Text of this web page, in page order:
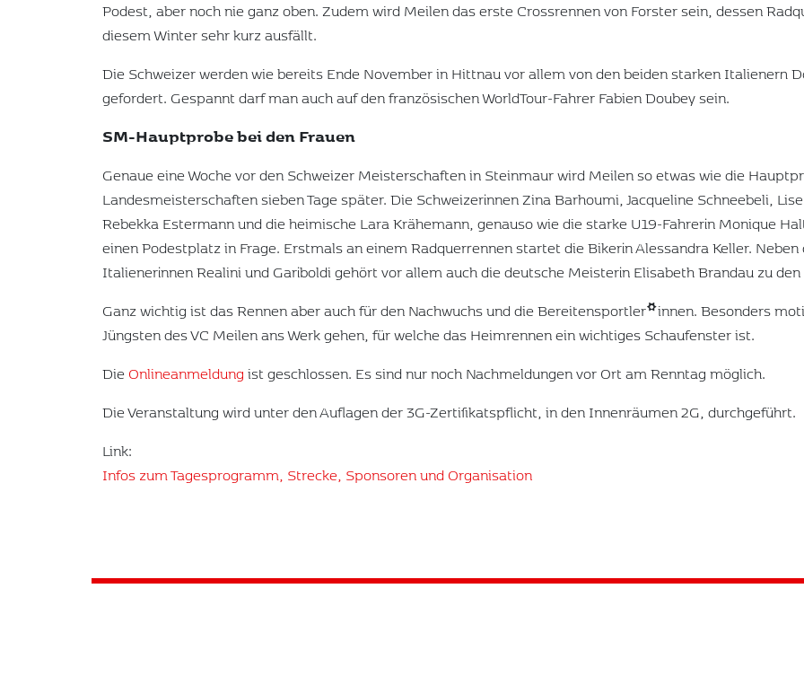
Podest, aber noch nie ganz oben. Zudem wird Meilen das erste Crossrennen von Forster sein, dessen
diesem Winter sehr kurz ausfällt.
Die Schweizer werden wie bereits Ende November in Hittnau vor allem von den beiden starken Italienern
gefordert. Gespannt darf man auch auf den französischen WorldTour-Fahrer Fabien Doubey sein.
SM-Hauptprobe bei den Frauen
Genaue eine Woche vor den Schweizer Meisterschaften in Steinmaur wird Meilen so etwas wie die
Landesmeisterschaften sieben Tage später. Die Schweizerinnen Zina Barhoumi, Jacqueline Schneebeli,
Rebekka Estermann und die heimische Lara Krähemann, genauso wie die starke U19-Fahrerin Monique
einen Podestplatz in Frage. Erstmals an einem Radquerrennen startet die Bikerin Alessandra Keller. Neben
Italienerinnen Realini und Gariboldi gehört vor allem auch die deutsche Meisterin Elisabeth Brandau zu
Ganz wichtig ist das Rennen aber auch für den Nachwuchs und die Bereitensportler*innen. Besonders
Jüngsten des VC Meilen ans Werk gehen, für welche das Heimrennen ein wichtiges Schaufenster ist.
Die Onlineanmeldung ist geschlossen. Es sind nur noch Nachmeldungen vor Ort am Renntag möglich.
Die Veranstaltung wird unter den Auflagen der 3G-Zertifikatspflicht, in den Innenräumen 2G, durchgeführt.
Link:
Infos zum Tagesprogramm, Strecke, Sponsoren und Organisation